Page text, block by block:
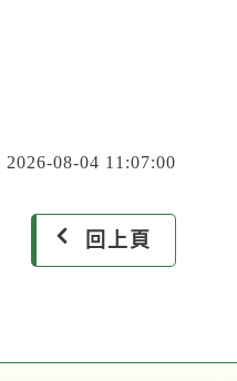
2026-08-04 11:07:00
回上頁